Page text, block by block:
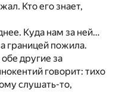
Кто его знает,
Куда нам за ней…
границей пожила.
другие за
говорит: тихо
слушать-то,